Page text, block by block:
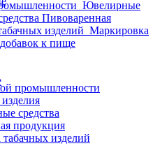
промышленности
средства
продукция
изделий
Ювелирные
Пивоваренная
изделий Маркировка
к пище